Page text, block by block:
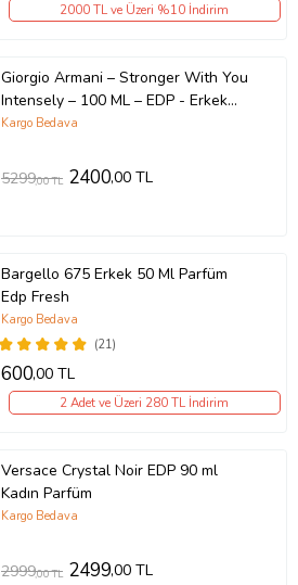
2000 TL ve Üzeri %10 İndirim
Giorgio Armani – Stronger With You
Intensely – 100 ML – EDP - Erkek
parfümü
Kargo Bedava
5299,00 TL 2400,00 TL
Bargello 675 Erkek 50 Ml Parfüm
Edp Fresh
(21)
Kargo Bedava
600,00 TL
2 Adet ve Üzeri 280 TL İndirim
Versace Crystal Noir EDP 90 ml
Kadın Parfüm
Kargo Bedava
2999,00 TL 2499,00 TL